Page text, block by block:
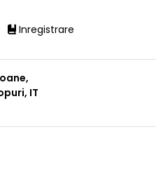
Inregistrare
IT